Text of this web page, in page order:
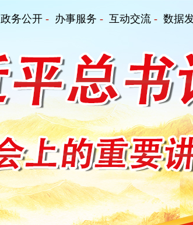
政务公开 - 办事服务 - 互动交流 - 数据